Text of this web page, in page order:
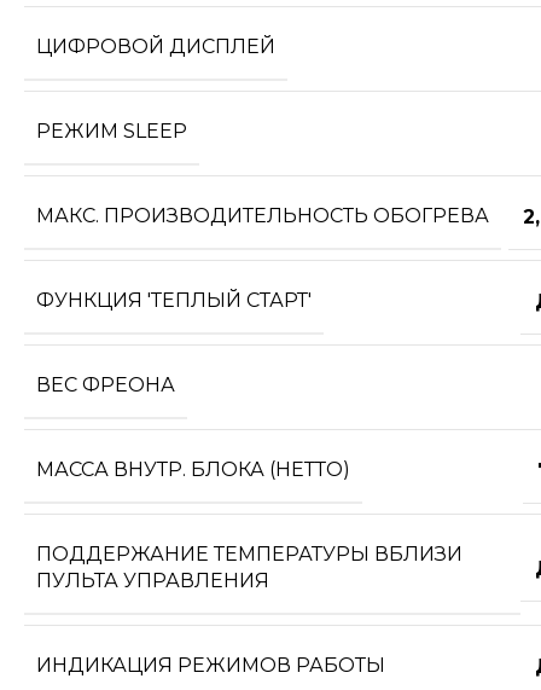
ЦИФРОВОЙ ДИСПЛЕЙ
РЕЖИМ SLEEP
МАКС. ПРОИЗВОДИТЕЛЬНОСТЬ ОБОГРЕВА
ФУНКЦИЯ 'ТЕПЛЫЙ СТАРТ'
ВЕС ФРЕОНА
МАССА ВНУТР. БЛОКА (НЕТТО)
ПОДДЕРЖАНИЕ ТЕМПЕРАТУРЫ ВБЛИЗИ
ПУЛЬТА УПРАВЛЕНИЯ
ИНДИКАЦИЯ РЕЖИМОВ РАБОТЫ